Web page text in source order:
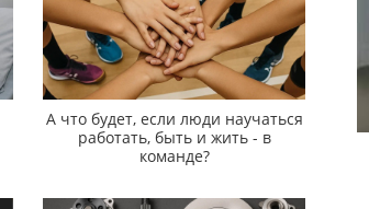
А что будет, если люди научаться
работать, быть и жить - в
команде?